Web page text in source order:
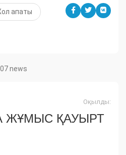
апаты
07 news
Оқылды:
ЖҰМЫС ҚАУЫРТ